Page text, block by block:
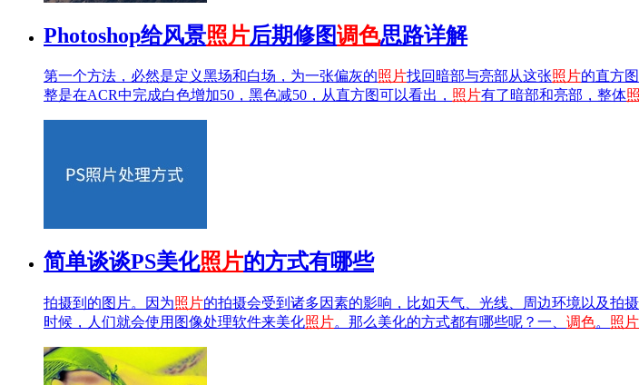
Photoshop给风景照片后期修图调色思路详解
第一个方法，必然是定义黑场和白场，为一张偏灰的照片找回暗部与亮部从这张照片的直方
整是在ACR中完成白色增加50，黑色减50，从直方图可以看出， 照片有了暗部和亮部，整体
简单谈谈PS美化照片的方式有哪些
拍摄到的图片。因为照片的拍摄会受到诸多因素的影响，比如天气、光线、周边环境以及拍
时候，人们就会使用图像处理软件来美化照片。那么美化的方式都有哪些呢？一、 调色。 照片